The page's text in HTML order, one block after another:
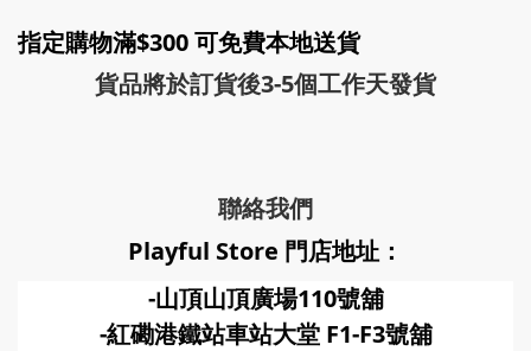
指定購物滿$300 可免費本地送貨
貨品將於訂貨後3-5個工作天發貨
聯絡我們
Playful Store 門店地址：
-山頂山頂廣場110號舖
-紅磡港鐵站車站大堂 F1-F3號舖